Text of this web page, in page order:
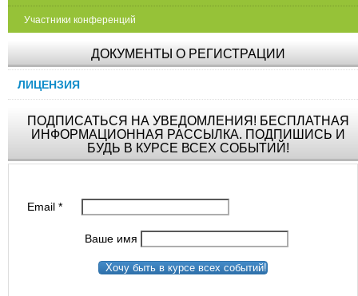
Участники конференций
ДОКУМЕНТЫ О РЕГИСТРАЦИИ
ЛИЦЕНЗИЯ
ПОДПИСАТЬСЯ НА УВЕДОМЛЕНИЯ! БЕСПЛАТНАЯ
ИНФОРМАЦИОННАЯ РАССЫЛКА. ПОДПИШИСЬ И
БУДЬ В КУРСЕ ВСЕХ СОБЫТИЙ!
Email*
Ваше имя
Хочу быть в курсе всех событий!